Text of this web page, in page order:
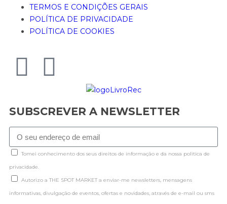
TERMOS E CONDIÇÕES GERAIS
POLÍTICA DE PRIVACIDADE
POLÍTICA DE COOKIES
SUBSCREVER A NEWSLETTER
Tomei conhecimento dos seus direitos de informação e da nossa politica de
privacidade.
Autorizo a THE SPOT MARKET a enviar-me newsletters, mensagens
informativas, divulgação de eventos, ofertas e novidades, através de e-mail ou sms